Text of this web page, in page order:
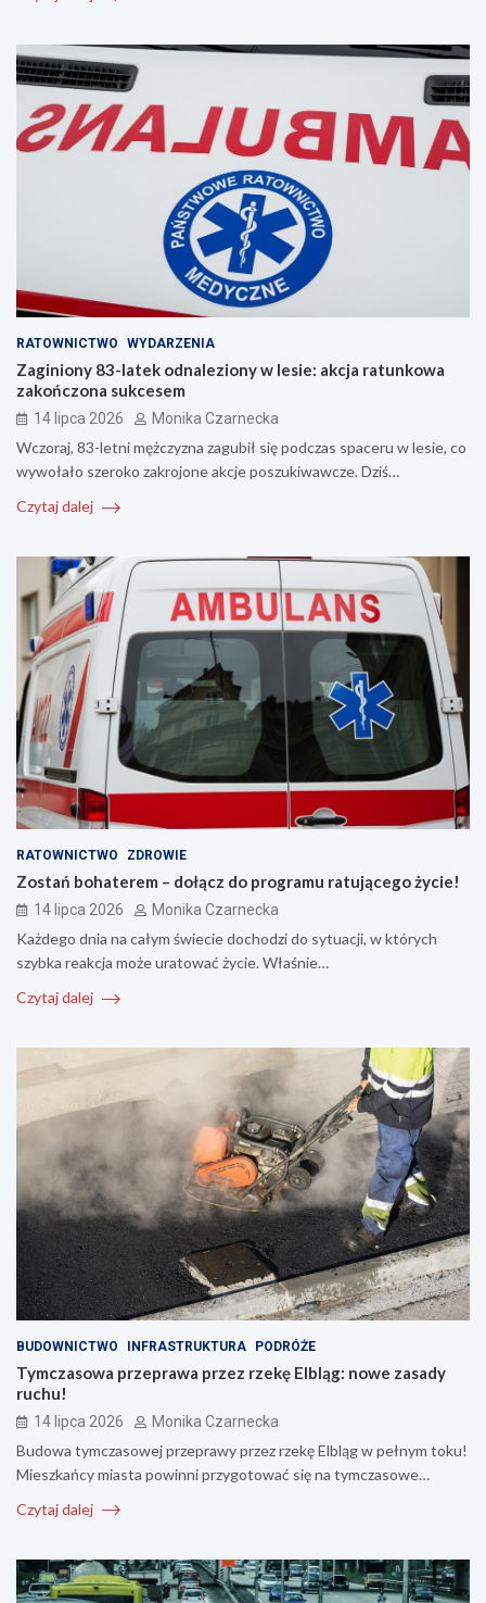
RATOWNICTWO WYDARZENIA
Zaginiony 83-latek odnaleziony w lesie: akcja ratunkowa
zakończona sukcesem
14 lipca 2026 Monika Czarnecka
Wczoraj, 83-letni mężczyzna zagubił się podczas spaceru w lesie, co
wywołało szeroko zakrojone akcje poszukiwawcze. Dziś…
Czytaj dalej
RATOWNICTWO ZDROWIE
Zostań bohaterem – dołącz do programu ratującego życie!
14 lipca 2026 Monika Czarnecka
Każdego dnia na całym świecie dochodzi do sytuacji, w których
szybka reakcja może uratować życie. Właśnie…
Czytaj dalej
BUDOWNICTWO INFRASTRUKTURA PODRÓŻE
Tymczasowa przeprawa przez rzekę Elbląg: nowe zasady
ruchu!
14 lipca 2026 Monika Czarnecka
Budowa tymczasowej przeprawy przez rzekę Elbląg w pełnym toku!
Mieszkańcy miasta powinni przygotować się na tymczasowe…
Czytaj dalej